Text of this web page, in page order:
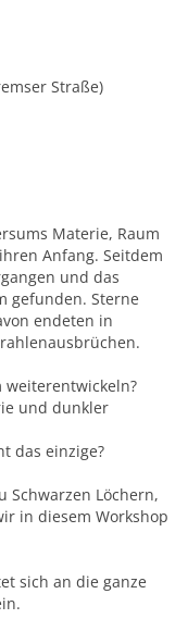
Straße)
Materie, Raum
Anfang. Seitdem
und das
gefunden. Sterne
endeten in
weiterentwickeln?
und dunkler
das einzige?
Schwarzen Löchern,
in diesem Workshop
sich an die ganze